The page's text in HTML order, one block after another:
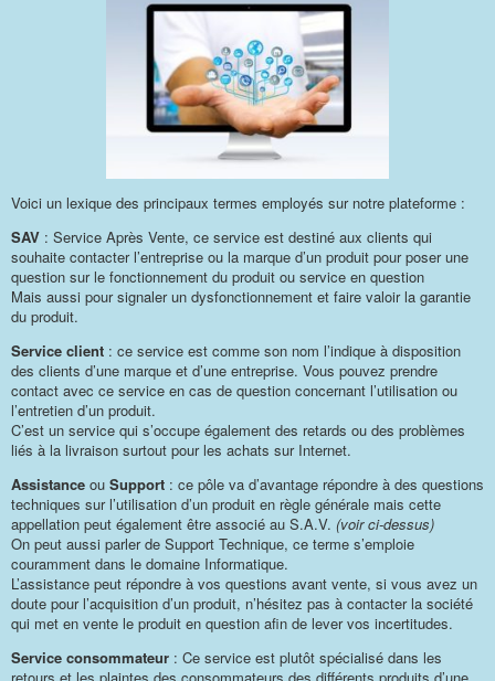
Voici un lexique des principaux termes employés sur notre plateforme :
SAV : Service Après Vente, ce service est destiné aux clients qui
souhaite contacter l’entreprise ou la marque d’un produit pour poser une
question sur le fonctionnement du produit ou service en question
Mais aussi pour signaler un dysfonctionnement et faire valoir la garantie
du produit.
Service client : ce service est comme son nom l’indique à disposition
des clients d’une marque et d’une entreprise. Vous pouvez prendre
contact avec ce service en cas de question concernant l’utilisation ou
l’entretien d’un produit.
C’est un service qui s’occupe également des retards ou des problèmes
liés à la livraison surtout pour les achats sur Internet.
Assistance ou Support : ce pôle va d’avantage répondre à des questions
techniques sur l’utilisation d’un produit en règle générale mais cette
appellation peut également être associé au S.A.V. (voir ci-dessus)
On peut aussi parler de Support Technique, ce terme s’emploie
couramment dans le domaine Informatique.
L’assistance peut répondre à vos questions avant vente, si vous avez un
doute pour l’acquisition d’un produit, n’hésitez pas à contacter la société
qui met en vente le produit en question afin de lever vos incertitudes.
Service consommateur : Ce service est plutôt spécialisé dans les